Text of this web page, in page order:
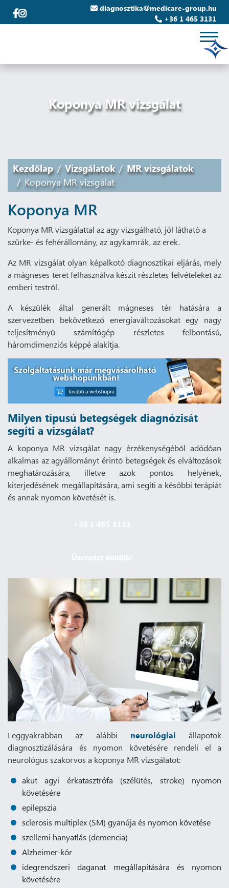
diagnosztika@medicare-group.hu
+36 1 465 3131
Koponya MR vizsgálat
Kezdőlap Vizsgálatok
MR vizsgálatok
Koponya MR vizsgálat
Koponya MR
Koponya MR vizsgálattal az agy vizsgálható, jól látható a
szürke- és fehérállomány, az agykamrák, az erek.
Az MR vizsgálat olyan képalkotó diagnosztikai eljárás, mely
a mágneses teret felhasználva készít részletes felvételeket az
emberi testről.
A készülék által generált mágneses tér hatására a
szervezetben bekövetkező energiaváltozásokat egy nagy
teljesítményű számítógép részletes felbontású,
háromdimenziós képpé alakítja.
Milyen típusú betegségek diagnózisát
segíti a vizsgálat?
A koponya MR vizsgálat nagy érzékenységéből adódóan
alkalmas az agyállományt érintő betegségek és elváltozások
meghatározására, illetve azok pontos helyének,
kiterjedésének megállapítására, ami segíti a későbbi terápiát
és annak nyomon követését is.
Leggyakrabban az alábbi neurológiai állapotok
diagnosztizálására és nyomon követésére rendeli el a
neurológus szakorvos a koponya MR vizsgálatot:
akut agyi érkatasztrófa (szélütés, stroke) nyomon
követésére
epilepszia
sclerosis multiplex (SM) gyanúja és nyomon követése
szellemi hanyatlás (demencia)
Alzheimer-kór
idegrendszeri daganat megállapítására és nyomon
követésére